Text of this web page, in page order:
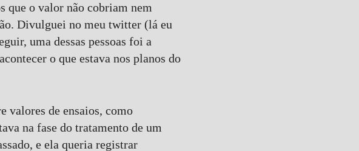
que o valor não cobriam nem
Divulguei no meu twitter (lá eu
uma dessas pessoas foi a
o que estava nos planos do
valores de ensaios, como
na fase do tratamento de um
e ela queria registrar